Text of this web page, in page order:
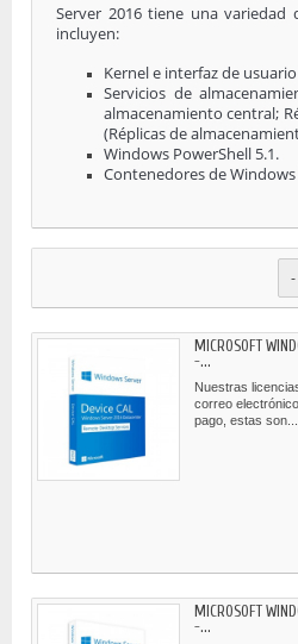
Server 2016 tiene una variedad
incluyen:
Kernel e interfaz de
Servicios de
almacenamiento central;
(Réplicas de
Windows PowerShell 5.1.
Contenedores de Windows
-
MICROSOFT
-...
Nuestras
correo
pago, estas son...
MICROSOFT
-...